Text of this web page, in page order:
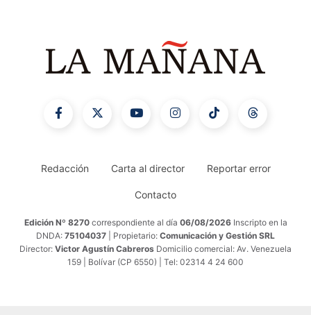
Redacción Carta al director Reportar error
Contacto
Edición Nº 8270 correspondiente al día 06/08/2026 Inscripto en la
DNDA: 75104037 | Propietario: Comunicación y Gestión SRL
Director: Victor Agustín Cabreros Domicilio comercial: Av. Venezuela
159 | Bolívar (CP 6550) | Tel: 02314 4 24 600